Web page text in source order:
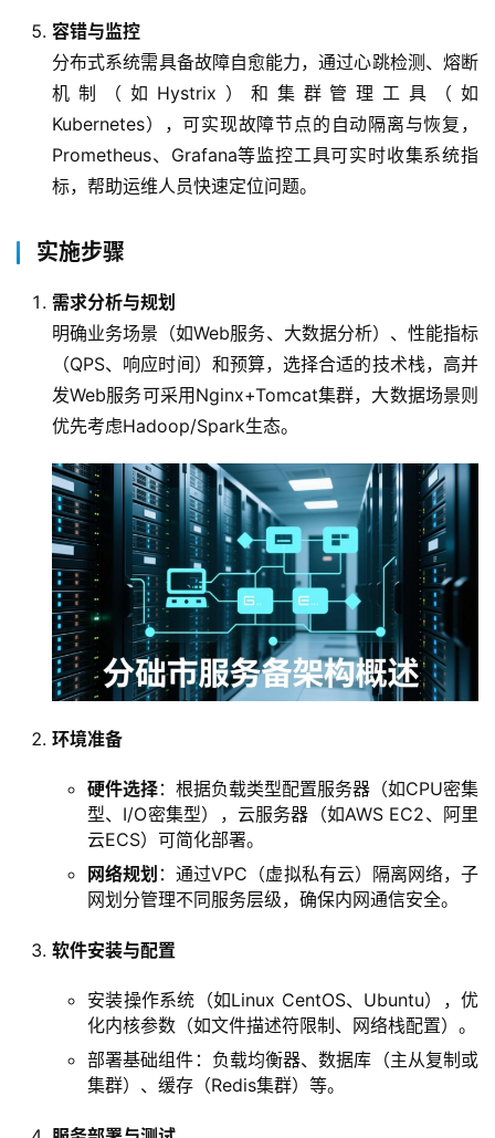
容错与监控
分布式系统需具备故障自愈能力，通过心跳检测、熔断
机制（如Hystrix）和集群管理工具（如
Kubernetes），可实现故障节点的自动隔离与恢复，
Prometheus、Grafana等监控工具可实时收集系统指
标，帮助运维人员快速定位问题。
实施步骤
需求分析与规划
明确业务场景（如Web服务、大数据分析）、性能指标
（QPS、响应时间）和预算，选择合适的技术栈，高并
发Web服务可采用Nginx+Tomcat集群，大数据场景则
优先考虑Hadoop/Spark生态。
环境准备
硬件选择：根据负载类型配置服务器（如CPU密集
型、I/O密集型），云服务器（如AWS EC2、阿里
云ECS）可简化部署。
网络规划 ：通过VPC（虚拟私有云）隔离网络，子
网划分管理不同服务层级，确保内网通信安全。
软件安装与配置
安装操作系统（如Linux CentOS、Ubuntu），优
化内核参数（如文件描述符限制、网络栈配置）。
部署基础组件：负载均衡器、数据库（主从复制或
集群）、缓存（Redis集群）等。